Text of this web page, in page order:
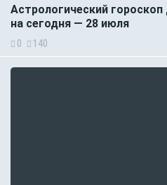
Астрологический гороскоп
на сегодня — 28 июля
0 140